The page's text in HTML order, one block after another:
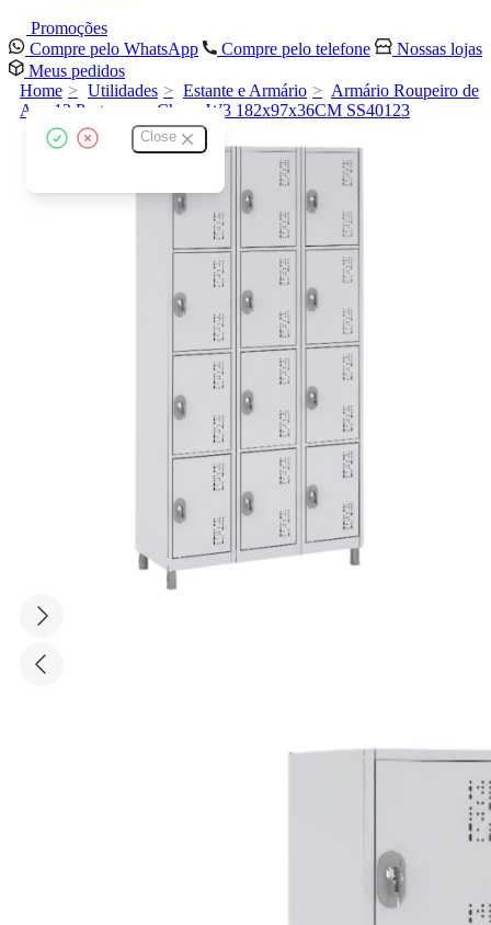
Promoções
Compre pelo WhatsApp
Compre pelo telefone
Nossas lojas
Meus pedidos
Close
Home Utilidades Estante e Armário
Armário Roupeiro de
Aço 12 Portas para Chave W3 182x97x36CM SS40123